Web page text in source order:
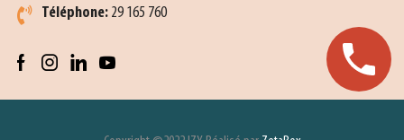
Téléphone: 29 165 760